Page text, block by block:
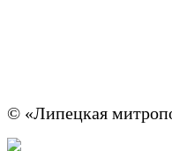
© «Липецкая